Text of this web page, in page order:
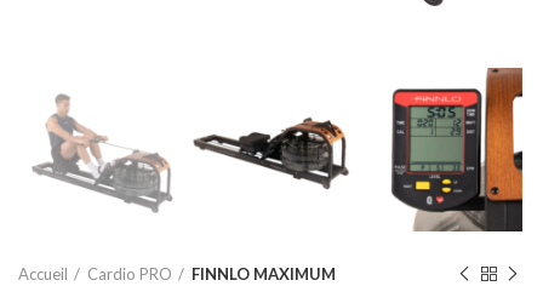
Accueil Cardio PRO FINNLO MAXIMUM